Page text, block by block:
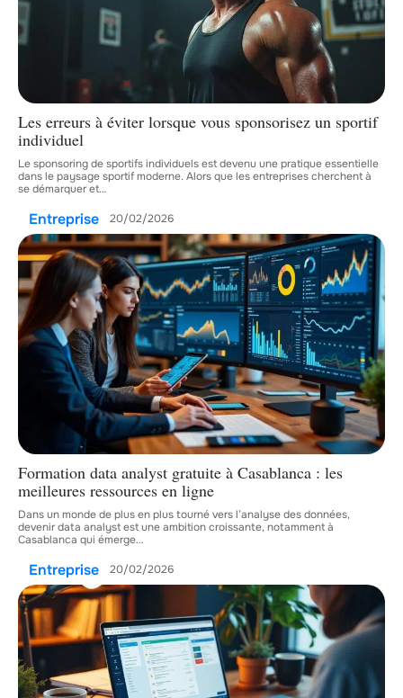
Les erreurs à éviter lorsque vous sponsorisez un sportif
individuel
Le sponsoring de sportifs individuels est devenu une pratique essentielle
dans le paysage sportif moderne. Alors que les entreprises cherchent à
se démarquer et…
Entreprise 20/02/2026
Formation data analyst gratuite à Casablanca : les
meilleures ressources en ligne
Dans un monde de plus en plus tourné vers l’analyse des données,
devenir data analyst est une ambition croissante, notamment à
Casablanca qui émerge…
Entreprise 20/02/2026